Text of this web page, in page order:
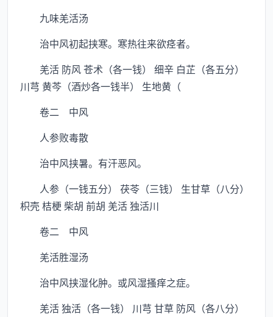
九味羌活汤
治中风初起挟寒。寒热往来欲痉者。
羌活 防风 苍术（各一钱） 细辛 白芷（各五分）
川芎 黄芩（酒炒各一钱半） 生地黄（
卷二 中风
人参败毒散
治中风挟暑。有汗恶风。
人参（一钱五分） 茯苓（三钱） 生甘草（八分）
枳壳 桔梗 柴胡 前胡 羌活 独活川
卷二 中风
羌活胜湿汤
治中风挟湿化肿。或风湿搔痒之症。
羌活 独活（各一钱） 川芎 甘草 防风（各八分）